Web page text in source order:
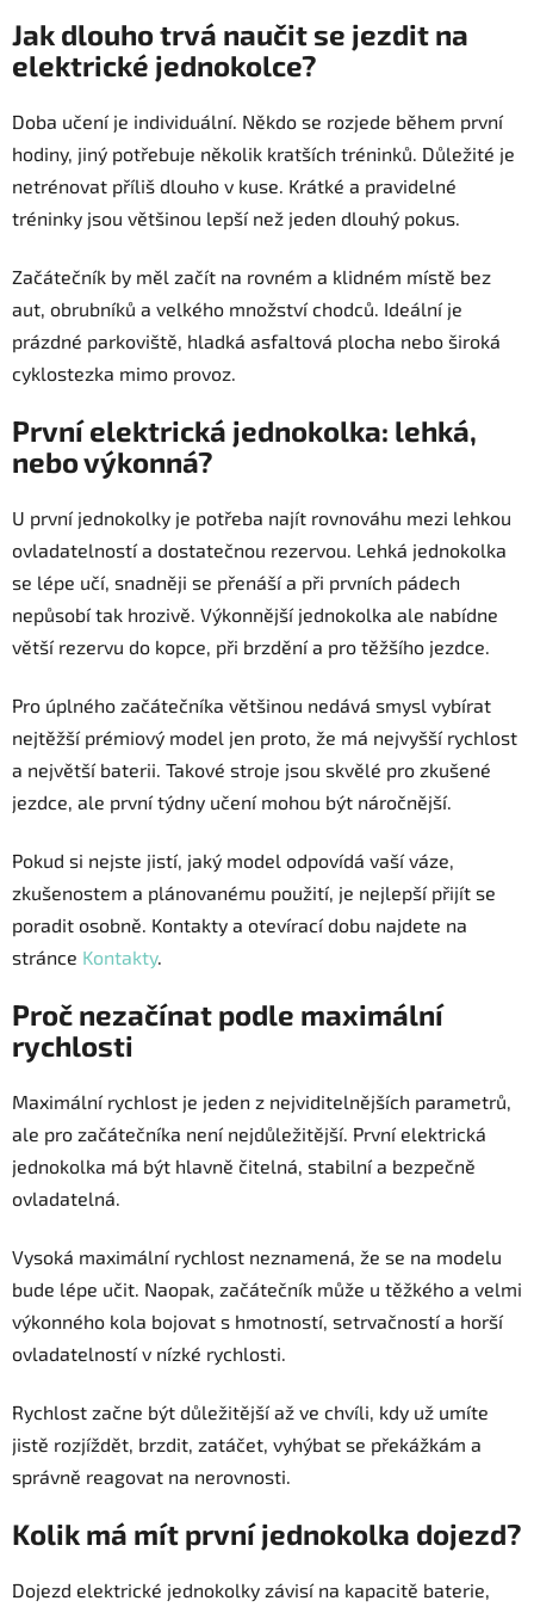
Jak dlouho trvá naučit se jezdit na
elektrické jednokolce?
Doba učení je individuální. Někdo se rozjede během první
hodiny, jiný potřebuje několik kratších tréninků. Důležité je
netrénovat příliš dlouho v kuse. Krátké a pravidelné
tréninky jsou většinou lepší než jeden dlouhý pokus.
Začátečník by měl začít na rovném a klidném místě bez
aut, obrubníků a velkého množství chodců. Ideální je
prázdné parkoviště, hladká asfaltová plocha nebo široká
cyklostezka mimo provoz.
První elektrická jednokolka: lehká,
nebo výkonná?
U první jednokolky je potřeba najít rovnováhu mezi lehkou
ovladatelností a dostatečnou rezervou. Lehká jednokolka
se lépe učí, snadněji se přenáší a při prvních pádech
nepůsobí tak hrozivě. Výkonnější jednokolka ale nabídne
větší rezervu do kopce, při brzdění a pro těžšího jezdce.
Pro úplného začátečníka většinou nedává smysl vybírat
nejtěžší prémiový model jen proto, že má nejvyšší rychlost
a největší baterii. Takové stroje jsou skvělé pro zkušené
jezdce, ale první týdny učení mohou být náročnější.
Pokud si nejste jistí, jaký model odpovídá vaší váze,
zkušenostem a plánovanému použití, je nejlepší přijít se
poradit osobně. Kontakty a otevírací dobu najdete na
stránce Kontakty.
Proč nezačínat podle maximální
rychlosti
Maximální rychlost je jeden z nejviditelnějších parametrů,
ale pro začátečníka není nejdůležitější. První elektrická
jednokolka má být hlavně čitelná, stabilní a bezpečně
ovladatelná.
Vysoká maximální rychlost neznamená, že se na modelu
bude lépe učit. Naopak, začátečník může u těžkého a velmi
výkonného kola bojovat s hmotností, setrvačností a horší
ovladatelností v nízké rychlosti.
Rychlost začne být důležitější až ve chvíli, kdy už umíte
jistě rozjíždět, brzdit, zatáčet, vyhýbat se překážkám a
správně reagovat na nerovnosti.
Kolik má mít první jednokolka dojezd?
Dojezd elektrické jednokolky závisí na kapacitě baterie,